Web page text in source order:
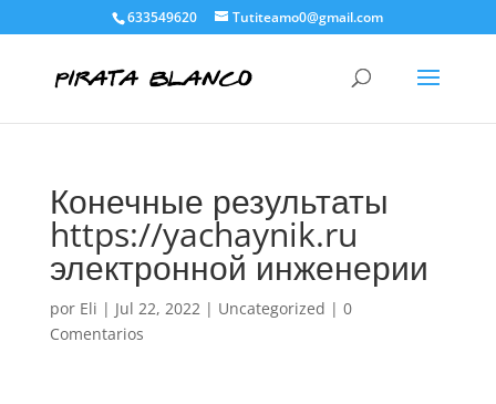
633549620 Tutiteamo0@gmail.com
Конечные результаты
https://yachaynik.ru
электронной инженерии
por Eli | Jul 22, 2022| Uncategorized | 0
Comentarios